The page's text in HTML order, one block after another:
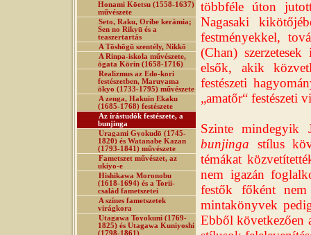
Honami Kōetsu (1558-1637)
művészete
Seto, Raku, Oribe kerámia;
Sen no Rikyū és a
teaszertartás
A Tōshōgū szentély, Nikkō
A Rinpa-iskola művészete,
ōgata Kōrin (1658-1716)
Realizmus az Edo-kori
festészetben, Maruyama
ōkyo (1733-1795) művészete
A zenga, Hakuin Ekaku
(1685-1768) festészete
Az írástudók festészete, a
bunjinga
Uragami Gyokudō (1745-
1820) és Watanabe Kazan
(1793-1841) művészete
Fametszet művészet, az
ukiyo-e
Hishikawa Moronobu
(1618-1694) és a Torii-
család fametszetei
A színes fametszetek
virágkora
Utagawa Toyokuni (1769-
1825) és Utagawa Kuniyoshi
(1798-1861)
többféle úton
Nagasaki
festményekkel,
(Chan)
elsők, akik
festészeti
„amatőr“ festészeti
Szinte mindegyik
bunjinga stílus
témákat
nem igazán
festők főként
mintakönyvek
Ebből következően